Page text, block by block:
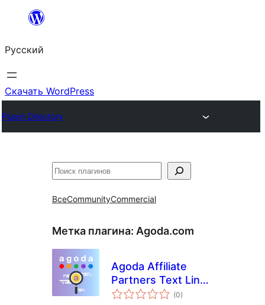
Перейти
содержимому
Русский
Скачать WordPress
Plugin Directory
Поиск
ВсеCommunityCommercial
Метка плагина: Agoda.com
Agoda Affiliate
Partners Text Link
Generator
(0общий
рейтинг
)